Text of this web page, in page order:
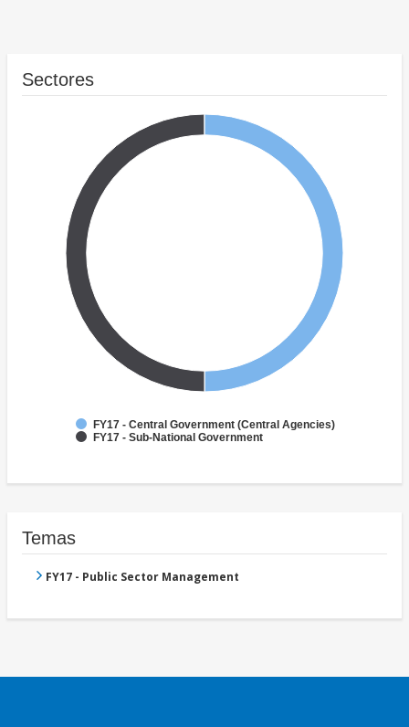
Sectores
FY17 - Central Government (Central Agencies)
FY17 - Sub-National Government
Temas
FY17 - Public Sector Management